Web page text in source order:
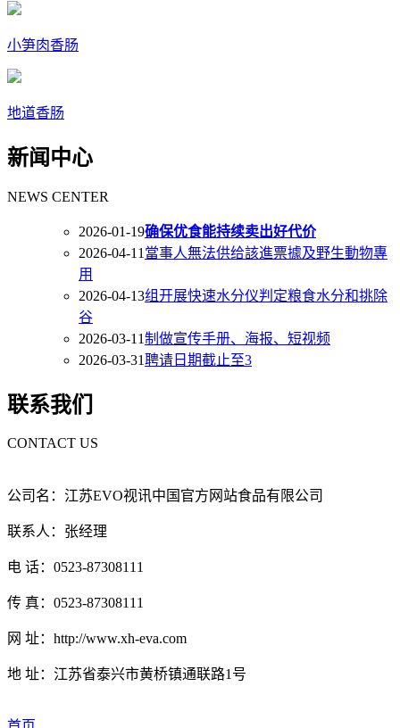
小笋肉香肠
地道香肠
新闻中心
NEWS CENTER
2026-01-19确保优食能持续卖出好代价
2026-04-11 當事人無法供给該進票據及野生動物專
用
2026-04-13组开展快速水分仪判定粮食水分和挑除
谷
2026-03-11制做宣传手册、海报、短视频
2026-03-31聘请日期截止至3
联系我们
CONTACT US
公司名：江苏EVO视讯中国官方网站食品有限公司
联系人：张经理
电 话：0523-87308111
传 真：0523-87308111
网 址：http://www.xh-eva.com
地 址：江苏省泰兴市黄桥镇通联路1号